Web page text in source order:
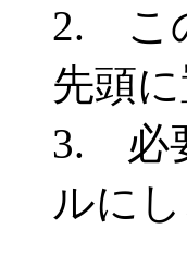
2. こ
先頭に
3. 必
ルに